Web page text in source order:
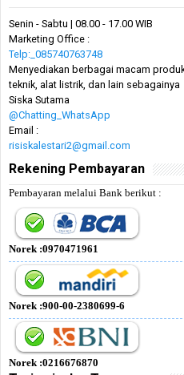
Senin - Sabtu | 08.00 - 17.00 WIB
Marketing Office :
Telp:_085740763748
Menyediakan berbagai macam
teknik, alat listrik, dan lain sebagainya
Siska Sutama
@Chatting_WhatsApp
Email :
risiskalestari2@gmail.com
Rekening Pembayaran
Pembayaran melalui Bank berikut :
Norek :0970471961
Norek :900-00-2380699-6
Norek :0216676870